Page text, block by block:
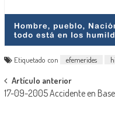
Etiquetado con efemerides
Navegación
de
Artículo anterior
17-09-2005 Accidente en